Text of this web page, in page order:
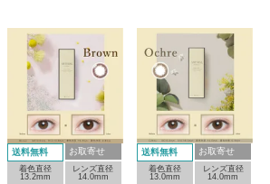
送料無料 お取寄せ
着色直径
13.2mm
レンズ直径
14.0mm
送料無料 お取寄せ
着色直径
13.0mm
レンズ直径
14.0mm